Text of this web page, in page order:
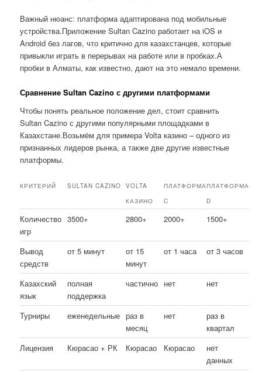
Важный нюанс: платформа адаптирована под мобильные
устройства.Приложение Sultan Cazino работает на iOS и
Android без лагов, что критично для казахстанцев, которые
привыкли играть в перерывах на работе или в пробках.А
пробки в Алматы, как известно, дают на это немало времени.
Сравнение Sultan Cazino с другими платформами
Чтобы понять реальное положение дел, стоит сравнить
Sultan Cazino с другими популярными площадками в
Казахстане.Возьмём для примера Volta казино – одного из
признанных лидеров рынка, а также две другие известные
платформы.
КРИТЕРИЙ SULTAN CAZINO
VOLTA
КАЗИНО
ПЛАТФОРМА
C
ПЛАТФОРМА
D
Количество
игр
3500+ 2800+ 2000+ 1500+
Вывод
средств
от 5 минут
от 15
минут
от 1 часа от 3 часов
Казахский
язык
полная
поддержка
частично нет нет
Турниры еженедельные раз в
месяц
нет
раз в
квартал
Лицензия
Кюрасао + РК Кюрасао Кюрасао
нет
данных